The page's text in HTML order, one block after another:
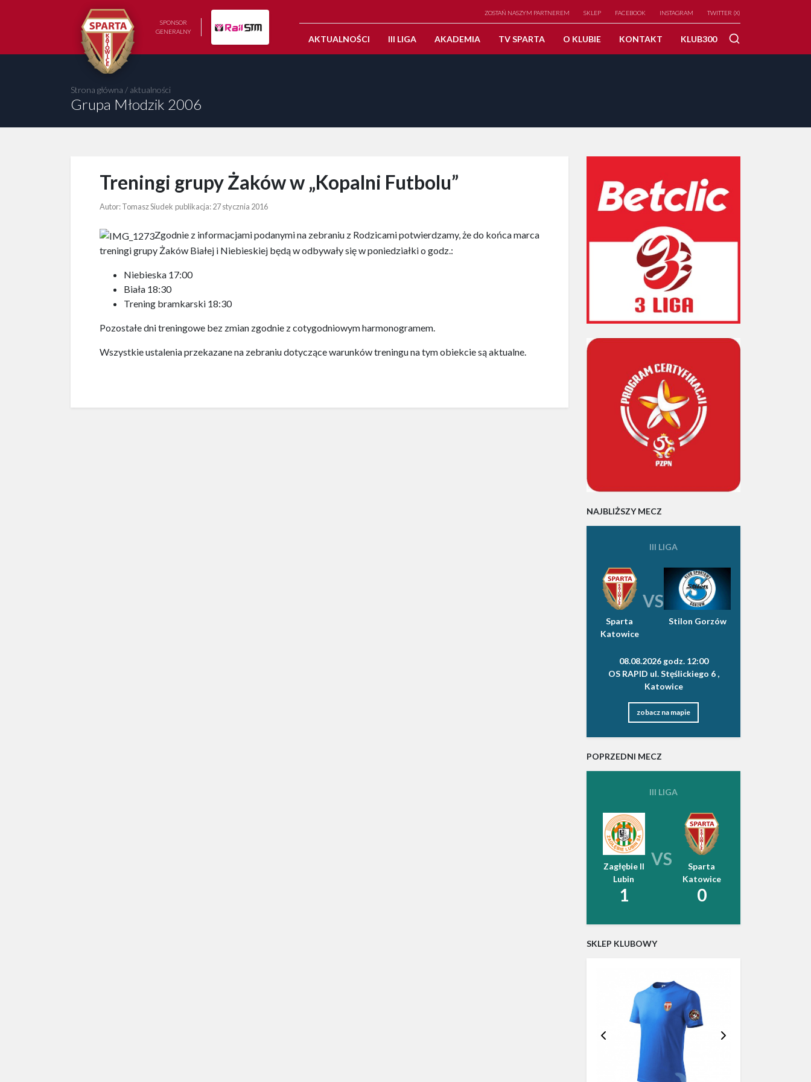
SPONSOR
GENERALNY
ZOSTAŃ NASZYM PARTNEREM SKLEP FACEBOOK INSTAGRAM TWITTER (X)
AKTUALNOŚCI III LIGA AKADEMIA TV SPARTA O KLUBIE KONTAKT KLUB300
Strona główna / aktualności
Grupa Młodzik 2006
Treningi grupy Żaków w „Kopalni Futbolu”
Autor: Tomasz Siudek publikacja:27 stycznia 2016
Zgodnie z informacjami podanymi na zebraniu z Rodzicami potwierdzamy, że do końca marca
treningi grupy Żaków Białej i Niebieskiej będą w odbywały się w poniedziałki o godz.:
Niebieska 17:00
Biała 18:30
Trening bramkarski 18:30
Pozostałe dni treningowe bez zmian zgodnie z cotygodniowym harmonogramem.
Wszystkie ustalenia przekazane na zebraniu dotyczące warunków treningu na tym obiekcie są aktualne.
NAJBLIŻSZY MECZ
III LIGA
Sparta
Katowice
VS
Stilon Gorzów
08.08.2026 godz. 12:00
OS RAPID ul. Stęślickiego 6 ,
Katowice
zobacz na mapie
POPRZEDNI MECZ
III LIGA
Zagłębie II
Lubin
1
VS
Sparta
Katowice
0
SKLEP KLUBOWY